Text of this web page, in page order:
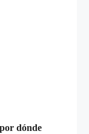
dónde